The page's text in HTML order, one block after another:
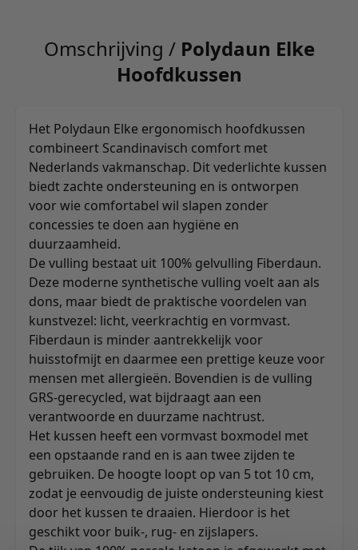
Omschrijving / Polydaun Elke
Hoofdkussen
Het Polydaun Elke ergonomisch hoofdkussen
combineert Scandinavisch comfort met
Nederlands vakmanschap. Dit vederlichte kussen
biedt zachte ondersteuning en is ontworpen
voor wie comfortabel wil slapen zonder
concessies te doen aan hygiëne en
duurzaamheid.
De vulling bestaat uit 100% gelvulling Fiberdaun.
Deze moderne synthetische vulling voelt aan als
dons, maar biedt de praktische voordelen van
kunstvezel: licht, veerkrachtig en vormvast.
Fiberdaun is minder aantrekkelijk voor
huisstofmijt en daarmee een prettige keuze voor
mensen met allergieën. Bovendien is de vulling
GRS-gerecycled, wat bijdraagt aan een
verantwoorde en duurzame nachtrust.
Het kussen heeft een vormvast boxmodel met
een opstaande rand en is aan twee zijden te
gebruiken. De hoogte loopt op van 5 tot 10 cm,
zodat je eenvoudig de juiste ondersteuning kiest
door het kussen te draaien. Hierdoor is het
geschikt voor buik-, rug- en zijslapers.